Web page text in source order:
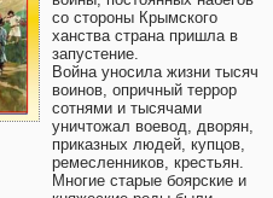
со стороны Крымского
ханства страна пришла в
запустение.
Война уносила жизни тысяч
воинов, опричный террор
сотнями и тысячами
уничтожал воевод, дворян,
приказных людей, купцов,
ремесленников, крестьян.
Многие старые боярские и